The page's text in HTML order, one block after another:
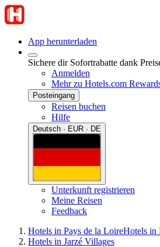
App herunterladen
Sichere dir Sofortrabatte dank
Anmelden
Mehr zu Hotels.com
Posteingang
Reisen buchen
Hilfe
Deutsch · EUR · DE
Unterkunft registrieren
Meine Reisen
Feedback
Hotels in Pays de la LoireHotels in
Hotels in Jarzé Villages